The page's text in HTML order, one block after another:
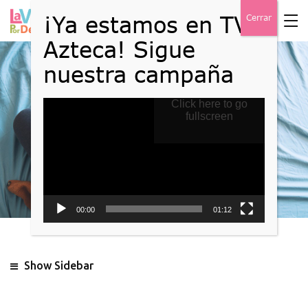
Show Sidebar
00:00 01:12
Click here to go
fullscreen